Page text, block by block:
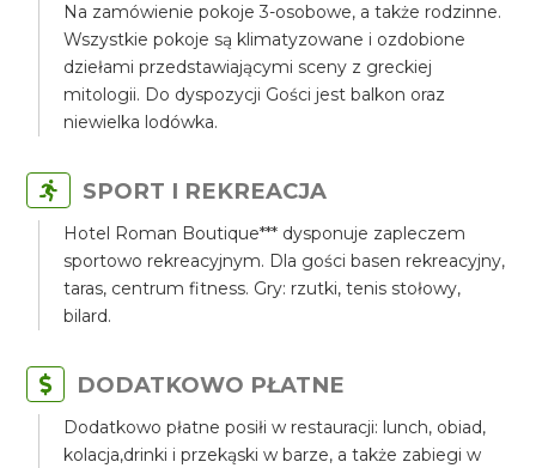
Na zamówienie pokoje 3-osobowe, a także rodzinne.
Wszystkie pokoje są klimatyzowane i ozdobione
dziełami przedstawiającymi sceny z greckiej
mitologii. Do dyspozycji Gości jest balkon oraz
niewielka lodówka.
SPORT I REKREACJA
Hotel Roman Boutique*** dysponuje zapleczem
sportowo rekreacyjnym. Dla gości basen rekreacyjny,
taras, centrum fitness. Gry: rzutki, tenis stołowy,
bilard.
DODATKOWO PŁATNE
Dodatkowo płatne posiłi w restauracji: lunch, obiad,
kolacja,drinki i przekąski w barze, a także zabiegi w